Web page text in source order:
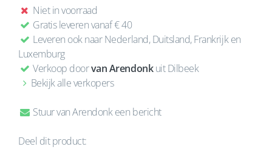
Niet in voorraad
Gratis leveren vanaf € 40
Leveren ook naar Nederland, Duitsland, Frankrijk en
Luxemburg
Verkoop doorvan Arendonkuit Dilbeek
Bekijk alle verkopers
Stuur van Arendonk een bericht
Deel dit product: